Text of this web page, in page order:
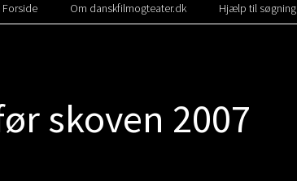
Forside Om danskfilmogteater.dk Hjælp til søgning
skoven 2007